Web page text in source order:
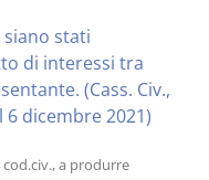
stati
di interessi tra
(Cass. Civ.,
6 dicembre 2021)
a produrre